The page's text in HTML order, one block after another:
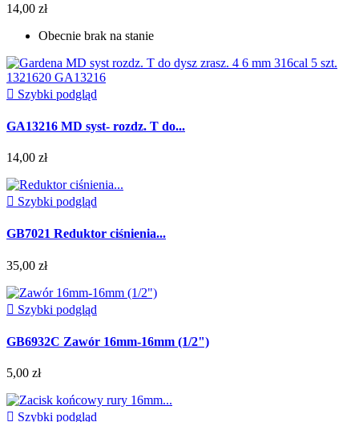
14,00 zł
Obecnie brak na stanie
 Szybki podgląd
GA13216 MD syst- rozdz. T do...
14,00 zł
 Szybki podgląd
GB7021 Reduktor ciśnienia...
35,00 zł
 Szybki podgląd
GB6932C Zawór 16mm-16mm (1/2")
5,00 zł
 Szybki podgląd